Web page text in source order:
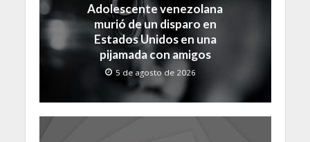
Adolescente venezolana
murió de un disparo en
Estados Unidos en una
pijamada con amigos
5 de agosto de 2026